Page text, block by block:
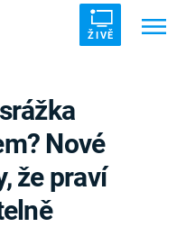
ŽIVĚ
Nové
že praví